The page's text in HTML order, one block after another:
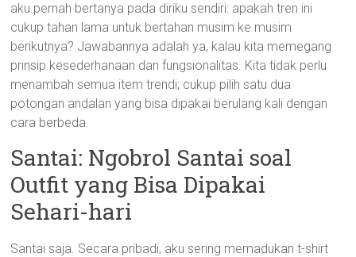
aku pernah bertanya pada diriku sendiri: apakah tren ini
cukup tahan lama untuk bertahan musim ke musim
berikutnya? Jawabannya adalah ya, kalau kita memegang
prinsip kesederhanaan dan fungsionalitas. Kita tidak perlu
menambah semua item trendi; cukup pilih satu dua
potongan andalan yang bisa dipakai berulang kali dengan
cara berbeda.
Santai: Ngobrol Santai soal
Outfit yang Bisa Dipakai
Sehari-hari
Santai saja. Secara pribadi, aku sering memadukan t-shirt